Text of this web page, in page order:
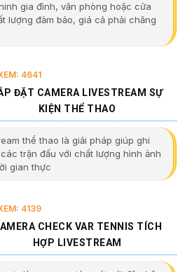
gia đình, văn phòng hoặc cửa
lượng đảm bảo, giá cả phải chăng
4641
ĐẶT CAMERA LIVESTREAM SỰ
KIỆN THỂ THAO
thể thao là giải pháp giúp ghi
trận đấu với chất lượng hình ảnh
gian thực
4139
CHECK VAR TENNIS TÍCH
HỢP LIVESTREAM